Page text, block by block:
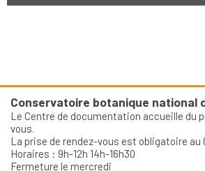
Conservatoire botanique national
Le Centre de documentation accueille du
vous.
La prise de rendez-vous est obligatoire au
Horaires : 9h-12h 14h-16h30
Fermeture le mercredi